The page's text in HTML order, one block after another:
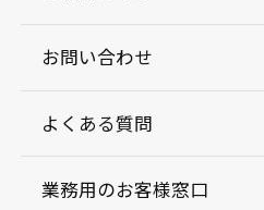
お問い合わせ
よくある質問
業務用のお客様窓口